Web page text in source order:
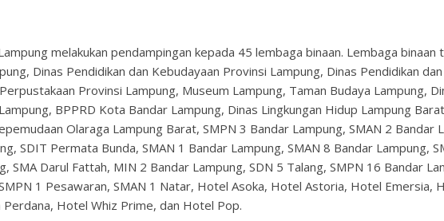
melakukan pendampingan kepada 45 lembaga binaan. Lembaga
Dinas Pendidikan dan Kebudayaan Provinsi Lampung, Dinas Pendidikan
Provinsi Lampung, Museum Lampung, Taman Budaya Lampung,
BPPRD Kota Bandar Lampung, Dinas Lingkungan Hidup Lampung
Olaraga Lampung Barat, SMPN 3 Bandar Lampung, SMAN 2 Bandar
SDIT Permata Bunda, SMAN 1 Bandar Lampung, SMAN 8 Bandar Lampung,
SMA Darul Fattah, MIN 2 Bandar Lampung, SDN 5 Talang, SMPN 16 Bandar
1 Pesawaran, SMAN 1 Natar, Hotel Asoka, Hotel Astoria, Hotel
Perdana, Hotel Whiz Prime, dan Hotel Pop.